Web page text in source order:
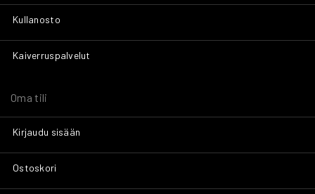
Kullanosto
Kaiverruspalvelut
Oma tili
Kirjaudu sisään
Ostoskori